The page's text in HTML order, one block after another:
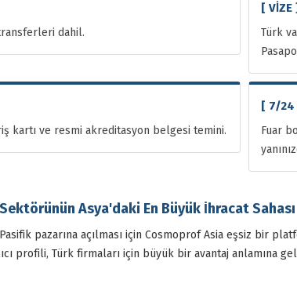
dahil.
[ VİZE
Türk
kartı ve resmi akreditasyon belgesi temini.
[ 7/24
Fuar
Asya'daki En Büyük İhracat Sahası
pazarına açılması için Cosmoprof Asia eşsiz bir
profili, Türk firmaları için büyük bir avantaj anlamına